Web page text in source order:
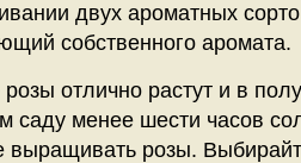
двух ароматных
собственного аромата.
отлично растут и в
саду менее шести часов
выращивать розы.